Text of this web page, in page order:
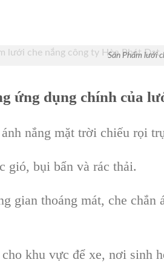
Sản Phẩm lưới
ứng dụng chính của
nắng mặt trời chiếu rọi
gió, bụi bẩn và rác thải.
gian thoáng mát, che
cho khu vực để xe, nơi sinh